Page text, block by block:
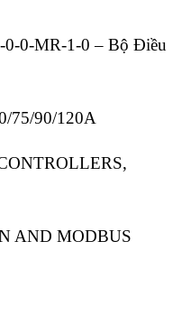
0-MR-1-0 – Bộ Điều
75/90/120A
AND MODBUS